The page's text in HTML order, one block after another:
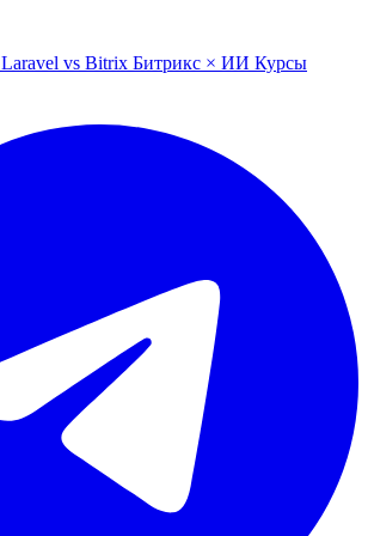
Laravel vs Bitrix Битрикс × ИИ Курсы